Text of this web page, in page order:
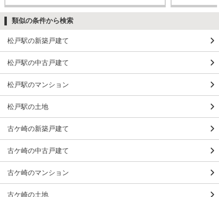
類似の条件から検索
松戸駅の新築戸建て
松戸駅の中古戸建て
松戸駅のマンション
松戸駅の土地
古ケ崎の新築戸建て
古ケ崎の中古戸建て
古ケ崎のマンション
古ケ崎の土地